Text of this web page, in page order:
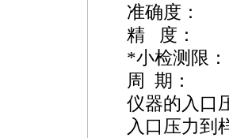
准确度：
精 度：
*小检测
周 期
仪器的入
入口压力到